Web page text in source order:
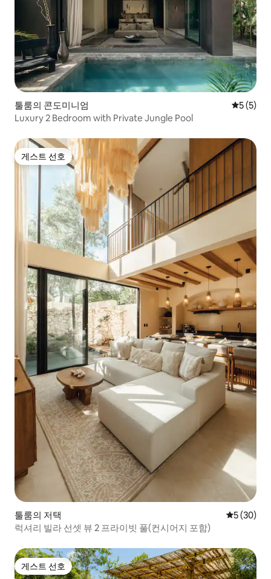
툴룸의 콘도미니엄 평점 5점
5 (5)
Luxury 2 Bedroom with Private Jungle Pool
게스트 선호
게스트 선호
툴룸의 저택 평점 5점(5
5 (30)
럭셔리 빌라 선셋 뷰 2 프라이빗 풀(컨시어지 포함)
게스트 선호
게스트 선호